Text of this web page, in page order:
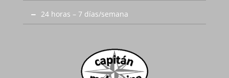
24 horas – 7 días/semana